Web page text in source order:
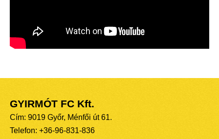
GYIRMÓT FC Kft.
Cím: 9019 Győr, Ménfői út 61.
Telefon: +36-96-831-836